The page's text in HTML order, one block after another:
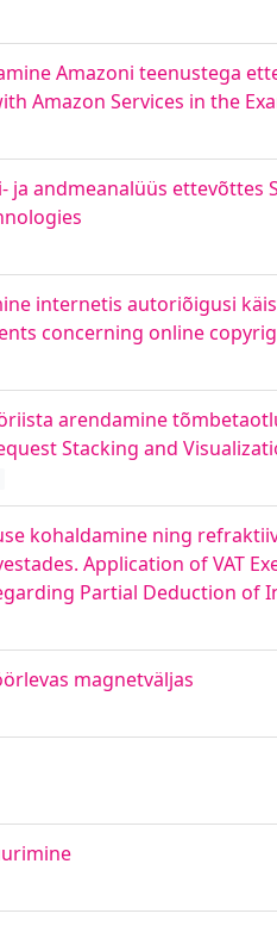
Amazoni teenustega
Amazon Services in the
andmeanalüüs ettevõttes
internetis autoriõigusi
concerning online
arendamine
Stacking and
kohaldamine ning
Application of VAT
Partial Deduction of
magnetväljas